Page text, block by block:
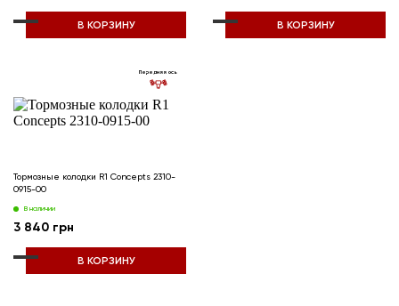
В КОРЗИНУ В КОРЗИНУ
Передняя ось
Тормозные колодки R1 Concepts 2310-
0915-00
В наличии
3 840 грн
В КОРЗИНУ